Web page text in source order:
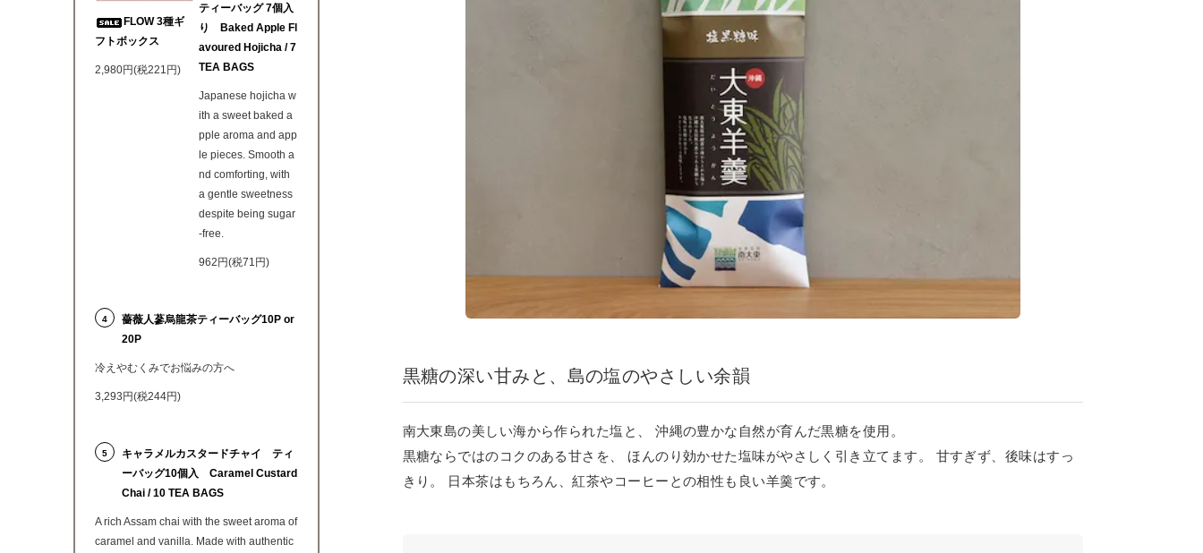
黒糖の深い甘みと、島の塩のやさしい余韻
南大東島の美しい海から作られた塩と、 沖縄の豊かな自然が育んだ黒糖を使用。
黒糖ならではのコクのある甘さを、 ほんのり効かせた塩味がやさしく引き立てます。 甘すぎず、後味はすっ
きり。 日本茶はもちろん、紅茶やコーヒーとの相性も良い羊羹です。
FLOW 3種ギ
フトボックス
2,980円(税221円)
ティーバッグ 7個入
り Baked Apple Fl
avoured Hojicha / 7
TEA BAGS
Japanese hojicha w
ith a sweet baked a
pple aroma and app
le pieces. Smooth a
nd comforting, with
a gentle sweetness
despite being sugar
-free.
962円(税71円)
4
薔薇人蔘烏龍茶ティーバッグ10P or
20P
冷えやむくみでお悩みの方へ
3,293円(税244円)
5
キャラメルカスタードチャイ ティ
ーバッグ10個入 Caramel Custard
Chai / 10 TEA BAGS
A rich Assam chai with the sweet aroma of
caramel and vanilla. Made with authentic